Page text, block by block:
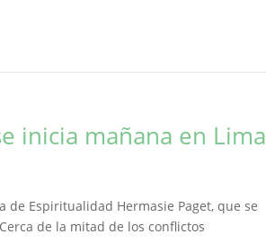
inicia mañana en Lima
de Espiritualidad Hermasie Paget, que se
de la mitad de los conflictos